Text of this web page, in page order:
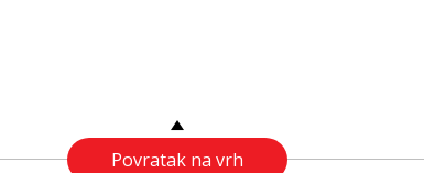
Povratak na vrh